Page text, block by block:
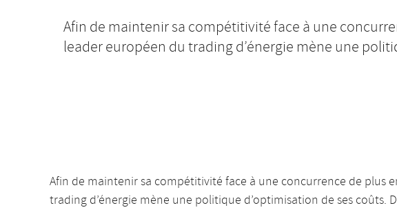
Afin de maintenir sa compétitivité face à une
leader européen du trading d’énergie mène une
Afin de maintenir sa compétitivité face à une concurrence de plus
trading d’énergie mène une politique d’optimisation de ses coûts.